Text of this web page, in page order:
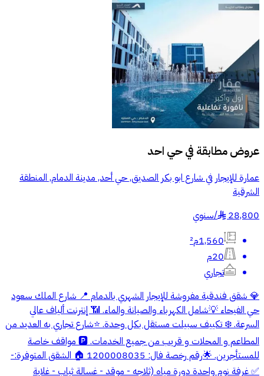
عروض مطابقة فيحي احد
عمارة للإيجار في شارع ابو بكر الصديق, حي أحد, مدينة الدمام, المنطقة
الشرقية
28,800
§
/سنوي
1,560م²
20م
تجاري
💎 شقق فندقية مفروشة للإيجار الشهري بالدمام 📍 شارع الملك سعود
حي الفيحاء 💡شامل الكهرباء والصيانة والماء. 📶 إنترنت ألياف عالي
السرعة. ❄️ تكييف سبيلت مستقل بكل وحدة. ⭐️شارع تجاري به العديد من
المطاعم و المحلات و قريب من جميع الخدمات. 🅿️ مواقف خاصة
للمستأجرين. 🌟رقم رخصة فال: 1200008035 🏠 الشقق المتوفرة:-
✅ غرفة نوم واحدة دورة مياه (ثلاجه - موقد - غسالة ثياب - غلاية